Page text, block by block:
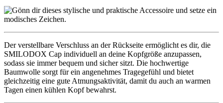
Der verstellbare Verschluss an der Rückseite ermöglicht es dir, die
SMILODOX Cap individuell an deine Kopfgröße anzupassen,
sodass sie immer bequem und sicher sitzt. Die hochwertige
Baumwolle sorgt für ein angenehmes Tragegefühl und bietet
gleichzeitig eine gute Atmungsaktivität, damit du auch an warmen
Tagen einen kühlen Kopf bewahrst.